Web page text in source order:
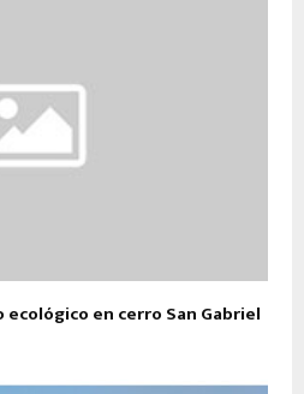
ecológico en cerro San Gabriel